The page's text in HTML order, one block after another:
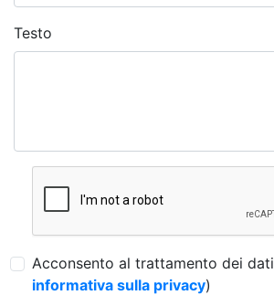
Testo
Acconsento al trattamento dei dati
informativa sulla privacy)